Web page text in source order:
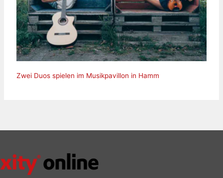
Zwei Duos spielen im Musikpavillon in Hamm